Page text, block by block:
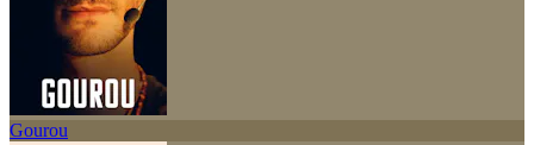
Gourou